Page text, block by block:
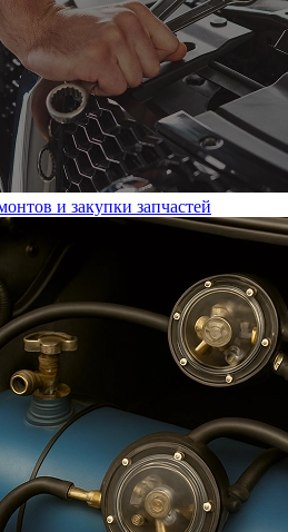
и закупки запчастей